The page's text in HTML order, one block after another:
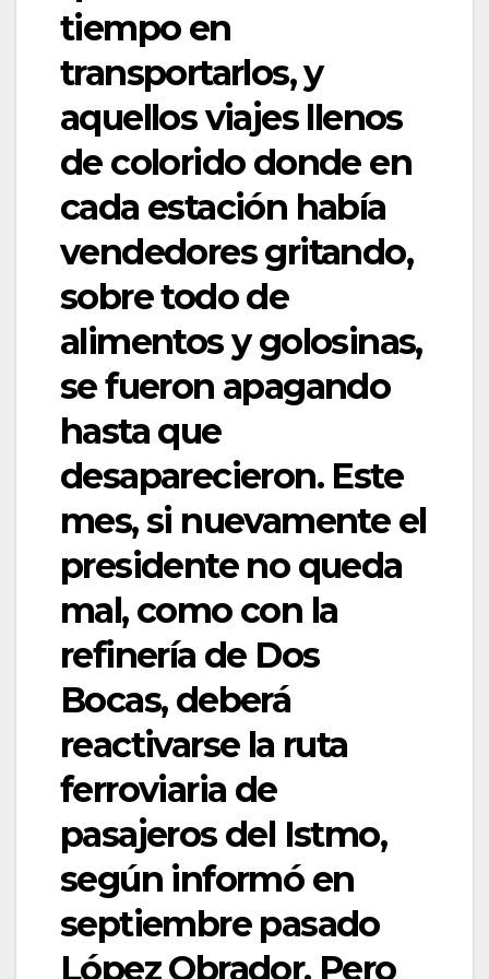
tiempo en
transportarlos, y
aquellos viajes llenos
de colorido donde en
cada estación había
vendedores gritando,
sobre todo de
alimentos y golosinas,
se fueron apagando
hasta que
desaparecieron. Este
mes, si nuevamente el
presidente no queda
mal, como con la
refinería de Dos
Bocas, deberá
reactivarse la ruta
ferroviaria de
pasajeros del Istmo,
según informó en
septiembre pasado
López Obrador. Pero